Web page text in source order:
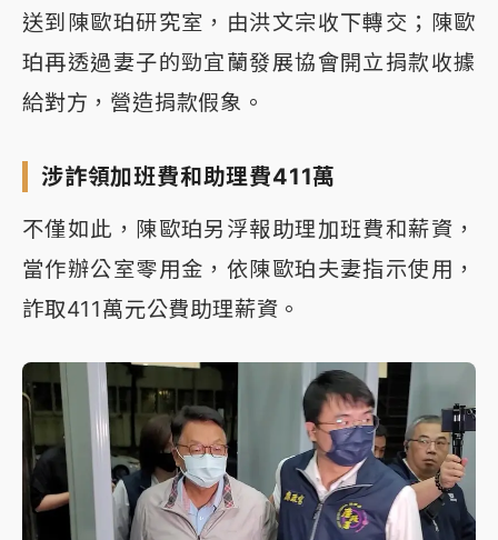
送到陳歐珀研究室，由洪文宗收下轉交；陳歐
珀再透過妻子的勁宜蘭發展協會開立捐款收據
給對方，營造捐款假象。
涉詐領加班費和助理費411萬
不僅如此，陳歐珀另浮報助理加班費和薪資，
當作辦公室零用金，依陳歐珀夫妻指示使用，
詐取411萬元公費助理薪資。